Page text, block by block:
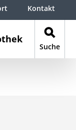
Suche
Kontakt